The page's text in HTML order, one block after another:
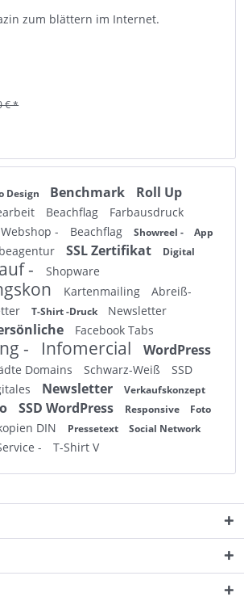
zum blättern im Internet.
€ *
Design Benchmark
Roll Up
Beachflag
Farbausdruck
Webshop - Beachflag Showreel -
App
SSL Zertifikat
Digital
- Shopware
Kartenmailing
Abreiß-
T-Shirt -Druck
Newsletter
Facebook Tabs
- Infomercial
WordPress
Domains Schwarz-Weiß
SSD
Newsletter Verkaufskonzept
SSD WordPress Responsive
Foto
DIN Pressetext Social Network
- T-Shirt V